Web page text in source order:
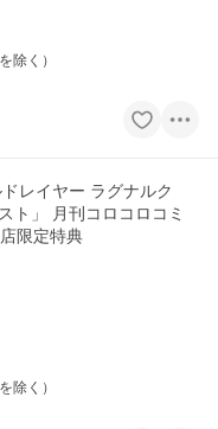
除く）
レイヤー ラグナルク
ト」 月刊コロコロコミ
限定特典
除く）